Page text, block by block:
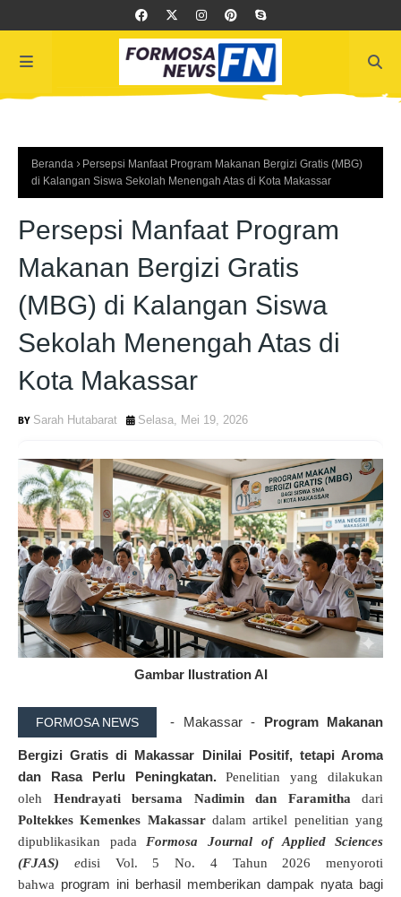
Beranda
Persepsi Manfaat Program Makanan Bergizi Gratis (MBG)
di Kalangan Siswa Sekolah Menengah Atas di Kota Makassar
Persepsi Manfaat Program
Makanan Bergizi Gratis
(MBG) di Kalangan Siswa
Sekolah Menengah Atas di
Kota Makassar
Sarah Hutabarat Selasa, Mei 19, 2026
Gambar Ilustration AI
FORMOSA NEWS - Makassar - Program Makanan
Bergizi Gratis di Makassar Dinilai Positif, tetapi Aroma
dan Rasa Perlu Peningkatan.Penelitian
yang dilakukan
oleh Hendrayati bersama Nadimin dan Faramithadari
Poltekkes Kemenkes Makassar dalam artikel penelitian yang
dipublikasikan pada Formosa Journal of Applied Sciences
(FJAS)
edisi Vol. 5 No. 4 Tahun 2026 menyoroti
bahwa program ini berhasil memberikan dampak nyata bagi